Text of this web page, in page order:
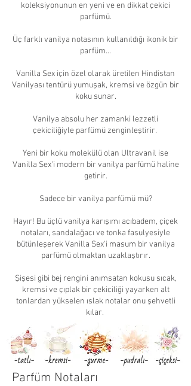
koleksiyonunun en yeni ve en dikkat çekici
parfümü.
Üç farklı vanilya notasının kullanıldığı ikonik bir
parfüm...
Vanilla Sex için özel olarak üretilen Hindistan
Vanilyası tentürü yumuşak, kremsi ve özgün bir
koku sunar.
Vanilya absolu her zamanki lezzetli
çekiciliğiyle parfümü zenginleştirir.
Yeni bir koku molekülü olan Ultravanil ise
Vanilla Sex'i modern bir vanilya parfümü haline
getirir.
Sadece bir vanilya parfümü mü?
Hayır! Bu üçlü vanilya karışımı acıbadem, çiçek
notaları, sandalağacı ve tonka fasulyesiyle
bütünleşerek Vanilla Sex'i masum bir vanilya
parfümü olmaktan uzaklaştırır.
Şişesi gibi bej rengini anımsatan kokusu sıcak,
kremsi ve çıplak bir çekiciliği yayarken alt
tonlardan yükselen ıslak notalar onu şehvetli
kılar.
Parfüm Notaları